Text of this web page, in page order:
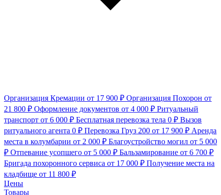
Организация Кремации от 17 900 ₽ Организация Похорон от
21 800 ₽ Оформление документов от 4 000 ₽ Ритуальный
транспорт от 6 000 ₽ Бесплатная перевозка тела 0 ₽ Вызов
ритуального агента 0 ₽ Перевозка Груз 200 от 17 900 ₽ Аренда
места в колумбарии от 2 000 ₽ Благоустройство могил от 5 000
₽ Отпевание усопшего от 5 000 ₽ Бальзамирование от 6 700 ₽
Бригада похоронного сервиса от 17 000 ₽ Получение места на
кладбище от 11 800 ₽
Цены
Товары